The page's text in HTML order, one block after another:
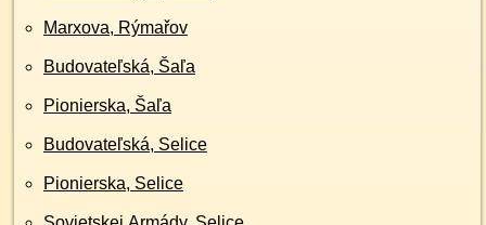
Marxova, Rýmařov
Budovateľská, Šaľa
Pionierska, Šaľa
Budovateľská, Selice
Pionierska, Selice